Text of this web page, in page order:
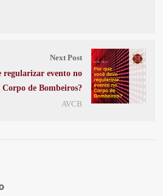
Next Post
regularizar evento no
Corpo de Bombeiros?
AVCB